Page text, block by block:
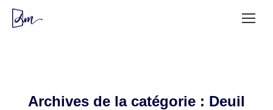
Archives de la catégorie : Deuil